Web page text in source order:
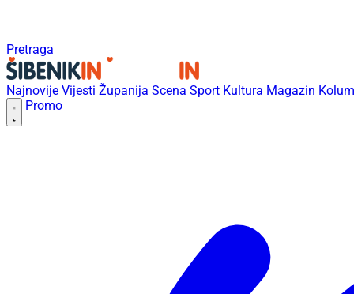
Pretraga
Najnovije Vijesti Županija Scena Sport Kultura Magazin
Promo